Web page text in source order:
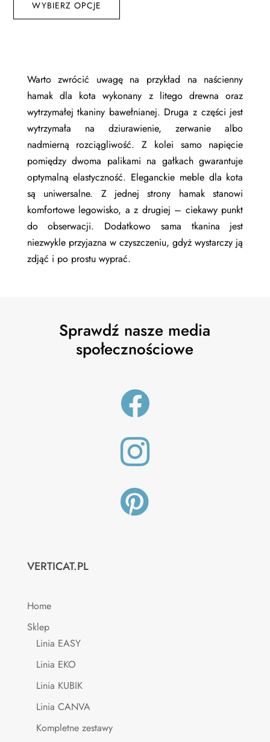
WYBIERZ OPCJE
ma
można
wybrać
na
stronie
produktu
Warto zwrócić uwagę na przykład na naścienny
hamak dla kota wykonany z litego drewna oraz
wytrzymałej tkaniny bawełnianej. Druga z części jest
wytrzymała na dziurawienie, zerwanie albo
nadmierną rozciągliwość. Z kolei samo napięcie
pomiędzy dwoma palikami na gałkach gwarantuje
optymalną elastyczność. Eleganckie meble dla kota
są uniwersalne. Z jednej strony hamak stanowi
komfortowe legowisko, a z drugiej – ciekawy punkt
do obserwacji. Dodatkowo sama tkanina jest
niezwykle przyjazna w czyszczeniu, gdyż wystarczy ją
zdjąć i po prostu wyprać.
Sprawdź nasze media
społecznościowe



VERTICAT.PL
Home
Sklep
Linia EASY
Linia EKO
Linia KUBIK
Linia CANVA
Kompletne zestawy